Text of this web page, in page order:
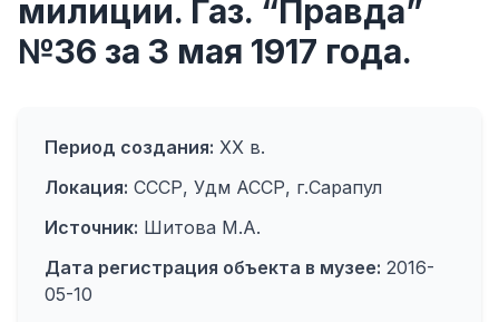
милиции. Газ. “Правда”
№36 за 3 мая 1917 года.
Период создания: ХХ в.
Локация: СССР, Удм АССР, г.Сарапул
Источник: Шитова М.А.
Дата регистрация объекта в музее: 2016-
05-10